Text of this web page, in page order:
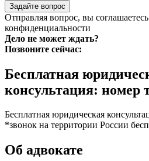
Задайте вопрос
Отправляя вопрос, вы
конфиденциальности
Дело не может ждать?
Позвоните сейчас:
Бесплатная
консультация: номер
Бесплатная юридическая
*звонок на территории России
Об адвокате